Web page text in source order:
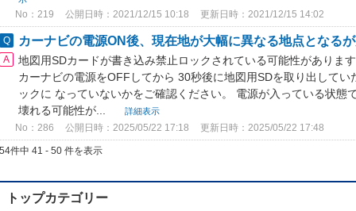
No：219 公開日時：2021/12/15 10:18 更新日時：2021/12/15 14:02
カーナビの電源ON後、現在地が大幅に異なる地点となる
地図用SDカードが書き込み禁止ロックされている可能性がありま
カーナビの電源をOFFしてから 30秒後に地図用SDを取り出して
ックに なっていないかをご確認ください。 電源が入っている状態
壊れる可能性が...
詳細表示
No：286 公開日時：2025/05/22 17:18 更新日時：2025/05/22 17:48
54件中 41 - 50 件を表示
トップカテゴリー